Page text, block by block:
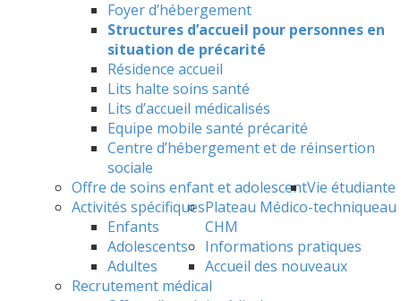
Foyer d’hébergement
Structures d’accueil pour personnes en
situation de précarité
Résidence accueil
Lits halte soins santé
Lits d’accueil médicalisés
Equipe mobile santé précarité
Centre d’hébergement et de réinsertion
sociale
Offre de soins enfant et adolescent
Activités spécifiques
Enfants
Adolescents
Adultes
Plateau Médico-technique
Recrutement médical
Vie étudiante
au
CHM
Informations pratiques
Accueil des nouveaux